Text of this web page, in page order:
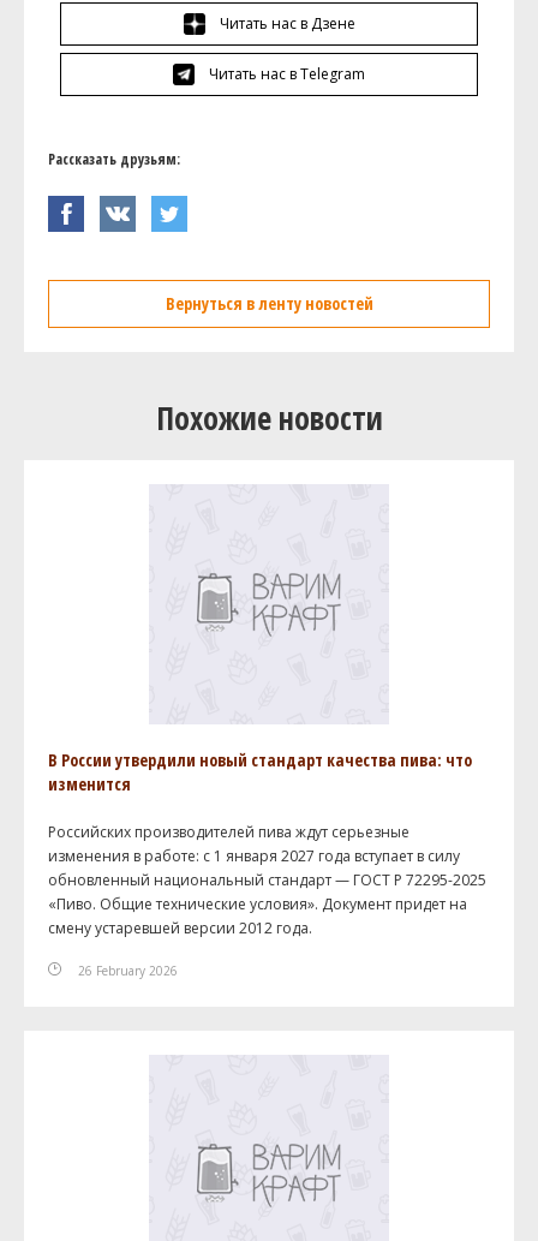
Читать нас в Дзене
Читать нас в Telegram
Рассказать друзьям:
Вернуться в ленту новостей
Похожие новости
В России утвердили новый стандарт качества пива: что
изменится
Российских производителей пива ждут серьезные
изменения в работе: с 1 января 2027 года вступает в силу
обновленный национальный стандарт — ГОСТ Р 72295-2025
«Пиво. Общие технические условия». Документ придет на
смену устаревшей версии 2012 года.
26 February 2026